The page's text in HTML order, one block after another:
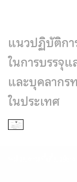
แนวปฏิบัติกา
ในการบรรจุ
และบุคลาก
ในประเทศ